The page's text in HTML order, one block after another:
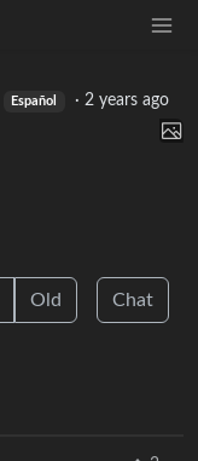
Español ·2 years ago
Old Chat